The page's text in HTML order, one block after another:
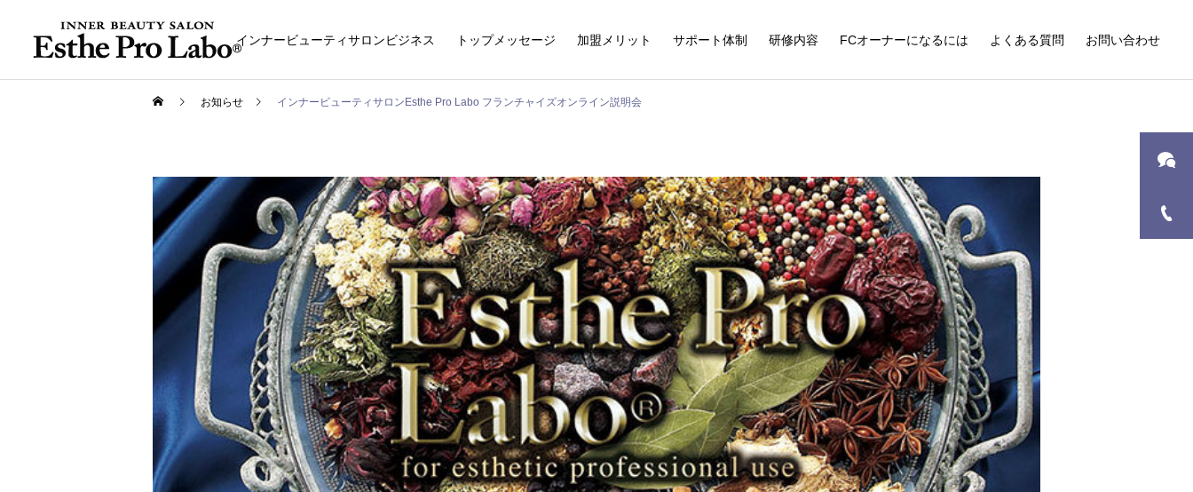
インナービューティサロンビジネス トップメッセージ 加盟メリット サポート体制 研修内容 FCオーナーになるには よくある質問 お問い合わせ
お知らせ インナービューティサロンEsthe Pro Labo フランチャイズオンライン説明会